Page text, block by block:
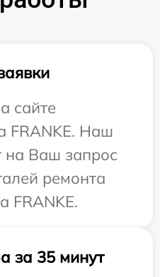
сайте
FRANKE. Наш
на Ваш запрос
ремонта
FRANKE.
за 35 минут